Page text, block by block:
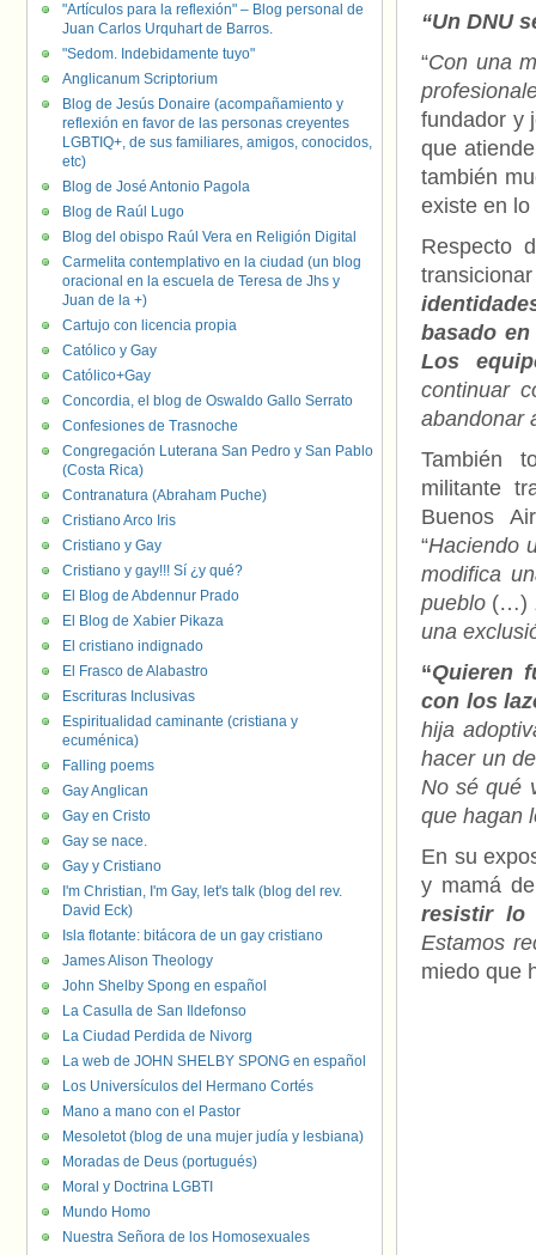
“Un DNU
“Con una
fundador y
que
también
existe en
Respecto
basado
Los
continuar
abandonar
También
militante
Buenos
“Haciendo
modifica
pueblo (…)
una
“Quieren
con los
hija
hacer un
No sé qué
que hagan
En su
y mamá
resistir lo
Estamos
miedo que
"Artículos para la reflexión" – Blog personal de
Juan Carlos Urquhart de Barros.
"Sedom. Indebidamente tuyo"
Anglicanum Scriptorium
Blog de Jesús Donaire (acompañamiento y
reflexión en favor de las personas creyentes
LGBTIQ+, de sus familiares, amigos, conocidos,
etc)
Blog de José Antonio Pagola
Blog de Raúl Lugo
Blog del obispo Raúl Vera en Religión Digital
Carmelita contemplativo en la ciudad (un blog
oracional en la escuela de Teresa de Jhs y
Juan de la +)
Cartujo con licencia propia
Católico y Gay
Católico+Gay
Concordia, el blog de Oswaldo Gallo Serrato
Confesiones de Trasnoche
Congregación Luterana San Pedro y San Pablo
(Costa Rica)
Contranatura (Abraham Puche)
Cristiano Arco Iris
Cristiano y Gay
Cristiano y gay!!! Sí ¿y qué?
El Blog de Abdennur Prado
El Blog de Xabier Pikaza
El cristiano indignado
El Frasco de Alabastro
Escrituras Inclusivas
Espiritualidad caminante (cristiana y
ecuménica)
Falling poems
Gay Anglican
Gay en Cristo
Gay se nace.
Gay y Cristiano
I'm Christian, I'm Gay, let's talk (blog del rev.
David Eck)
Isla flotante: bitácora de un gay cristiano
James Alison Theology
John Shelby Spong en español
La Casulla de San Ildefonso
La Ciudad Perdida de Nivorg
La web de JOHN SHELBY SPONG en español
Los Universículos del Hermano Cortés
Mano a mano con el Pastor
Mesoletot (blog de una mujer judía y lesbiana)
Moradas de Deus (portugués)
Moral y Doctrina LGBTI
Mundo Homo
Nuestra Señora de los Homosexuales